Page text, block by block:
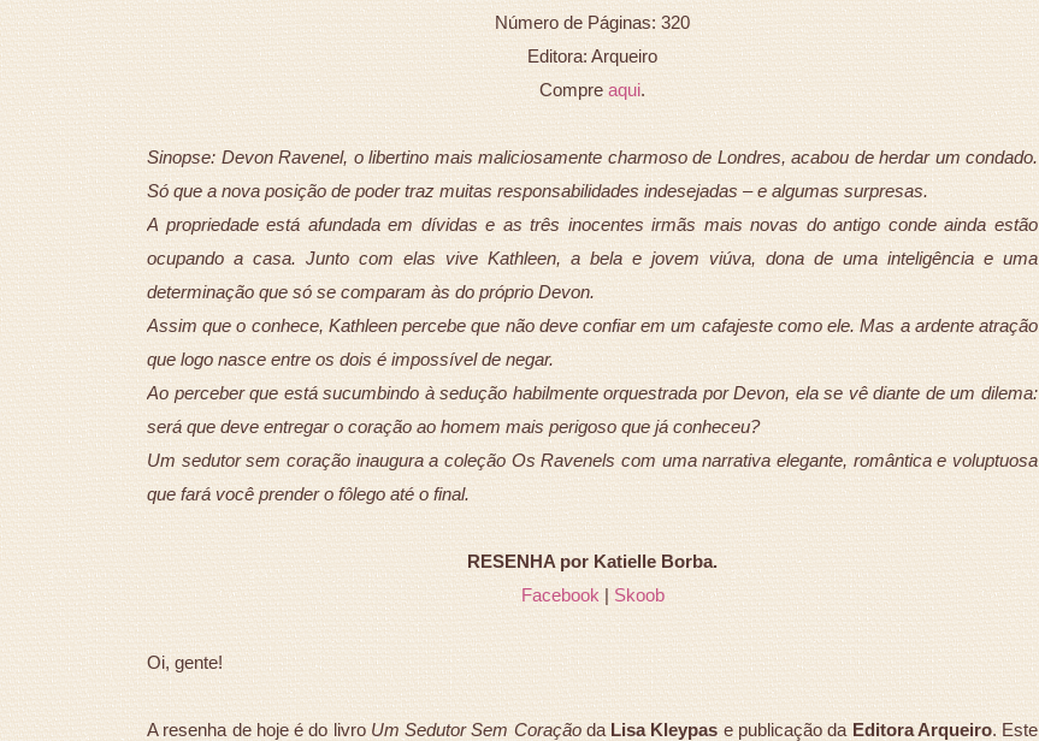
Número de Páginas: 320
Editora: Arqueiro
Compreaqui.
Sinopse: Devon Ravenel, o libertino mais maliciosamente charmoso de Londres, acabou de herdar um condado.
Só que a nova posição de poder traz muitas responsabilidades indesejadas – e algumas surpresas.
A propriedade está afundada em dívidas e as três inocentes irmãs mais novas do antigo conde ainda estão
ocupando a casa. Junto com elas vive Kathleen, a bela e jovem viúva, dona de uma inteligência e uma
determinação que só se comparam às do próprio Devon.
Assim que o conhece, Kathleen percebe que não deve confiar em um cafajeste como ele. Mas a ardente atração
que logo nasce entre os dois é impossível de negar.
Ao perceber que está sucumbindo à sedução habilmente orquestrada por Devon, ela se vê diante de um dilema:
será que deve entregar o coração ao homem mais perigoso que já conheceu?
Um sedutor sem coração inaugura a coleção Os Ravenels com uma narrativa elegante, romântica e voluptuosa
que fará você prender o fôlego até o final.
RESENHA por Katielle Borba.
Facebook | Skoob
Oi, gente!
A resenha de hoje é do livro Um Sedutor Sem CoraçãodaLisa Kleypase publicação da Editora Arqueiro. Este